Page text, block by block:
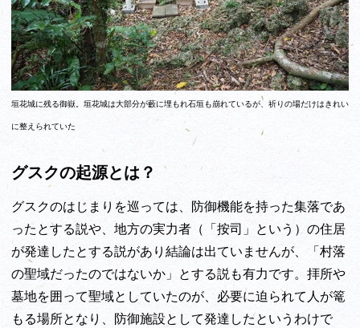
垣花城に残る御嶽。垣花城は大部分が藪に埋もれ石垣も崩れているが、祈りの場だけはきれい
に整えられていた
グスクの起源とは？
グスクのはじまりを巡っては、防御機能を持った集落であ
ったとする説や、地方の実力者（「按司」という）の住居
が発達したとする説があり結論は出ていませんが、「村落
の聖域だったのではないか」とする説も有力です。拝所や
墓地を囲って聖域としていたのが、必要に迫られて人が篭
もる場所となり、防御施設として発達したというわけで